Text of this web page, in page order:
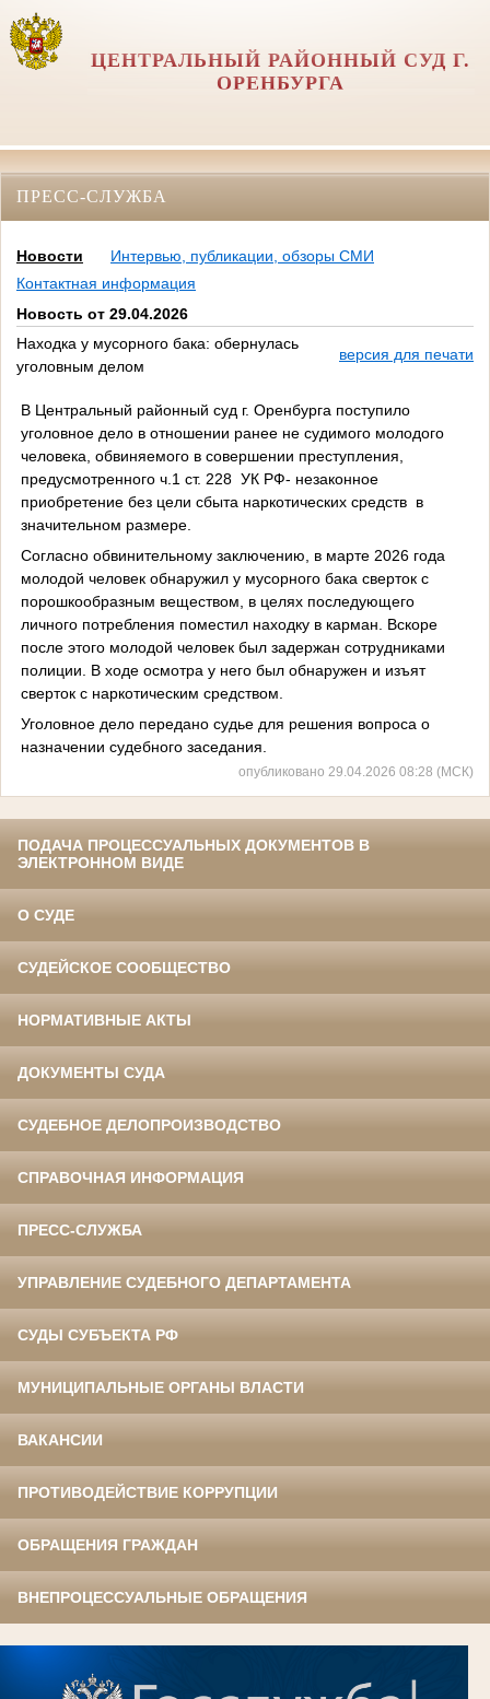
ЦЕНТРАЛЬНЫЙ РАЙОННЫЙ СУД Г.
ОРЕНБУРГА
ПРЕСС-СЛУЖБА
Новости
Интервью, публикации, обзоры СМИ
Контактная информация
Новость от 29.04.2026
Находка у мусорного бака: обернулась
уголовным делом
версия для печати
В Центральный районный суд г. Оренбурга поступило
уголовное дело в отношении ранее не судимого молодого
человека, обвиняемого в совершении преступления,
предусмотренного ч.1 ст. 228 УК РФ- незаконное
приобретение без цели сбыта наркотических средств в
значительном размере.
Согласно обвинительному заключению, в марте 2026 года
молодой человек обнаружил у мусорного бака сверток с
порошкообразным веществом, в целях последующего
личного потребления поместил находку в карман. Вскоре
после этого молодой человек был задержан сотрудниками
полиции. В ходе осмотра у него был обнаружен и изъят
сверток с наркотическим средством.
Уголовное дело передано судье для решения вопроса о
назначении судебного заседания.
опубликовано 29.04.2026 08:28 (МСК)
ПОДАЧА ПРОЦЕССУАЛЬНЫХ ДОКУМЕНТОВ В
ЭЛЕКТРОННОМ ВИДЕ
О СУДЕ
СУДЕЙСКОЕ СООБЩЕСТВО
НОРМАТИВНЫЕ АКТЫ
ДОКУМЕНТЫ СУДА
СУДЕБНОЕ ДЕЛОПРОИЗВОДСТВО
СПРАВОЧНАЯ ИНФОРМАЦИЯ
ПРЕСС-СЛУЖБА
УПРАВЛЕНИЕ СУДЕБНОГО ДЕПАРТАМЕНТА
СУДЫ СУБЪЕКТА РФ
МУНИЦИПАЛЬНЫЕ ОРГАНЫ ВЛАСТИ
ВАКАНСИИ
ПРОТИВОДЕЙСТВИЕ КОРРУПЦИИ
ОБРАЩЕНИЯ ГРАЖДАН
ВНЕПРОЦЕССУАЛЬНЫЕ ОБРАЩЕНИЯ